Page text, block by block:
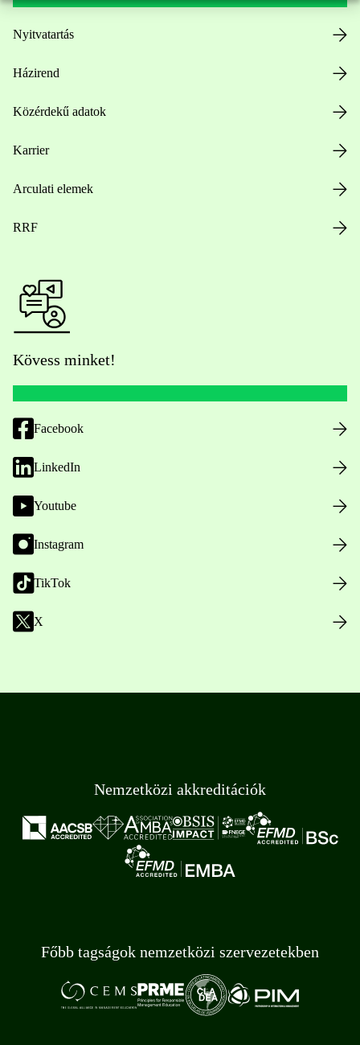
Nyitvatartás
Házirend
Közérdekű adatok
Karrier
Arculati elemek
RRF
Kövess minket!
Facebook
LinkedIn
Youtube
Instagram
TikTok
X
Nemzetközi akkreditációk
Főbb tagságok nemzetközi szervezetekben